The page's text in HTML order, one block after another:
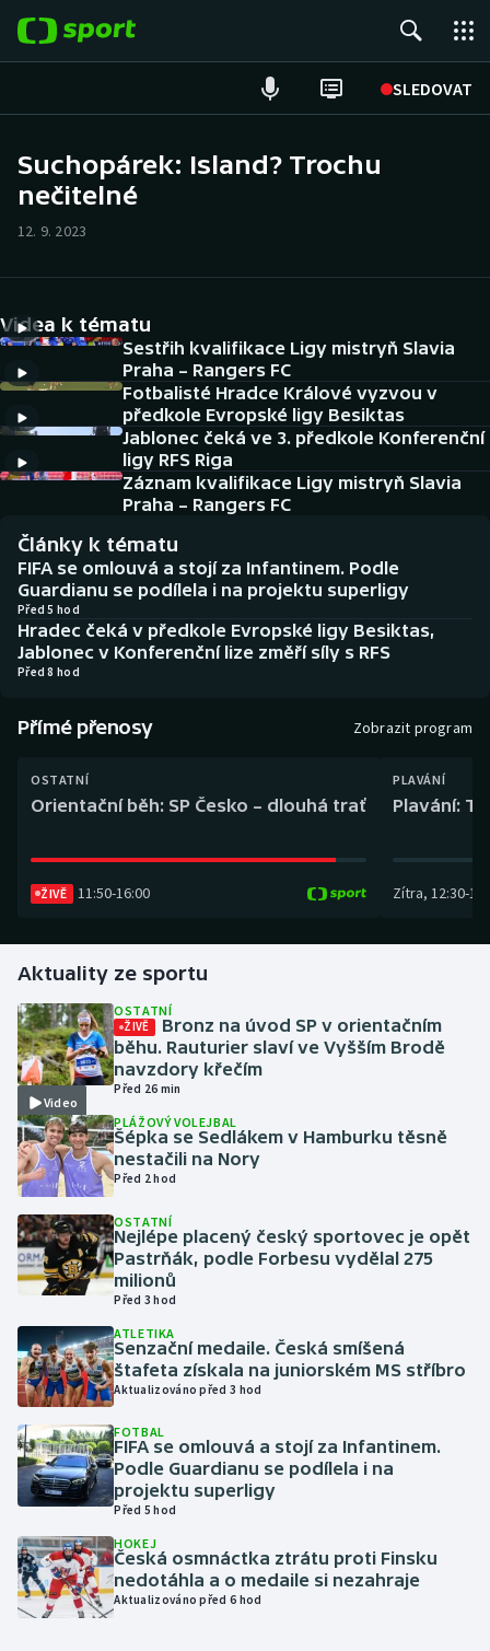
SLEDOVAT
Hokej
Cyklistika
DALŠÍ SPORTY
Americký fotbal
Baseball a softbal
Basketbal
Biatlon
Boby a skeleton
Box
Curling
Golf
Gymnastika
Házená
Jezdectví
Judo
Krasobruslení
Lezení
Lyže a snowboard
Moderní pětiboj
Motorsport
Olympijské hry
Parasport
Plavání
NEPŘEHLÉDNĚTE
Historické návraty
Aplikace ČT sport
AZ kvíz
Suchopárek: Island? Trochu
nečitelné
12. 9. 2023
Videa k tématu
Sestřih kvalifikace Ligy mistryň Slavia
Praha – Rangers FC
Fotbalisté Hradce Králové vyzvou v
předkole Evropské ligy Besiktas
Jablonec čeká ve 3. předkole Konferenční
ligy RFS Riga
Záznam kvalifikace Ligy mistryň Slavia
Praha – Rangers FC
Články k tématu
FIFA se omlouvá a stojí za Infantinem. Podle
Guardianu se podílela i na projektu superligy
Před 5 hod
Hradec čeká v předkole Evropské ligy Besiktas,
Jablonec v Konferenční lize změří síly s RFS
Před 8 hod
Přímé přenosy Zobrazit program
OSTATNÍ
Orientační běh: SP Česko – dlouhá trať
ŽIVĚ 11:50-16:00
PLAVÁNÍ
Plavání:
Zítra, 12:30-
Aktuality ze sportu
Video
OSTATNÍ
ŽIVĚ
Bronz na úvod SP v orientačním
běhu. Rauturier slaví ve Vyšším Brodě
navzdory křečím
Před 26 min
PLÁŽOVÝ VOLEJBAL
Šépka se Sedlákem v Hamburku těsně
nestačili na Nory
Před 2 hod
OSTATNÍ
Nejlépe placený český sportovec je opět
Pastrňák, podle Forbesu vydělal 275
milionů
Před 3 hod
ATLETIKA
Senzační medaile. Česká smíšená
štafeta získala na juniorském MS stříbro
Aktualizováno před 3 hod
FOTBAL
FIFA se omlouvá a stojí za Infantinem.
Podle Guardianu se podílela i na
projektu superligy
Před 5 hod
HOKEJ
Česká osmnáctka ztrátu proti Finsku
nedotáhla a o medaile si nezahraje
Aktualizováno před 6 hod